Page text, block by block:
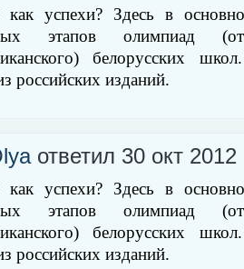
успехи? Здесь в
этапов олимпиад
белорусских
российских изданий.
ответил 30 окт 2012
успехи? Здесь в
этапов олимпиад
белорусских
российских изданий.